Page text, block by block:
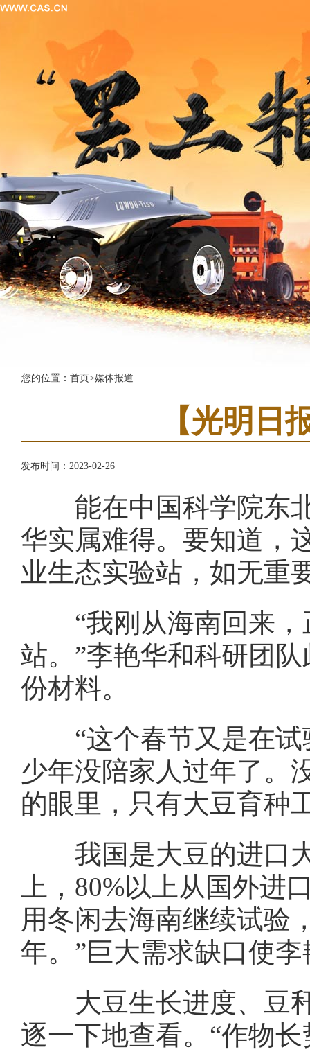
您的位置： 首页>媒体报道
【光明日
发布时间：2023-02-26
能在中国科学院东北
华实属难得。要知道，
业生态实验站，如无重
“我刚从海南回来，
站。”李艳华和科研团
份材料。
“这个春节又是在试
少年没陪家人过年了。
的眼里，只有大豆育种
我国是大豆的进口大
上，80%以上从国外进
用冬闲去海南继续试验
年。”巨大需求缺口使
大豆生长进度、豆
逐一下地查看。“作物